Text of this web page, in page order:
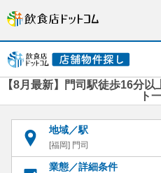
【8月最新】門司駅徒歩16分
ト
地域／駅
[福岡] 門司
業態／詳細条件